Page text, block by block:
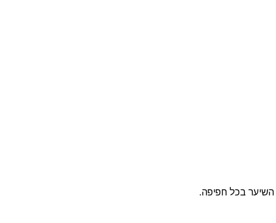
השיער בכל חפיפה.